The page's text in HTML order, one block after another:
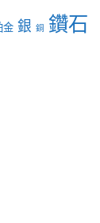
金 銀 銅 鑽石